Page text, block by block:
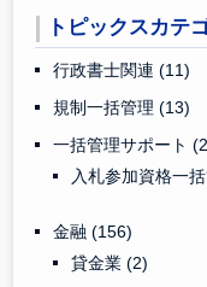
トピックスカテ
行政書士関連(11)
規制一括管理(13)
一括管理サポート
入札参加資格一
金融(156)
貸金業(2)